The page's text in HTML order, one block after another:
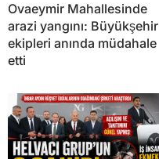
Ovaeymir Mahallesinde
arazi yangını: Büyükşehir
ekipleri anında müdahale
etti